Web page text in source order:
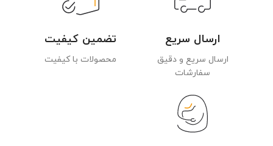
ارسال سریع
ارسال سریع و دقیق
سفارشات
تضمین کیفیت
محصولات با کیفیت